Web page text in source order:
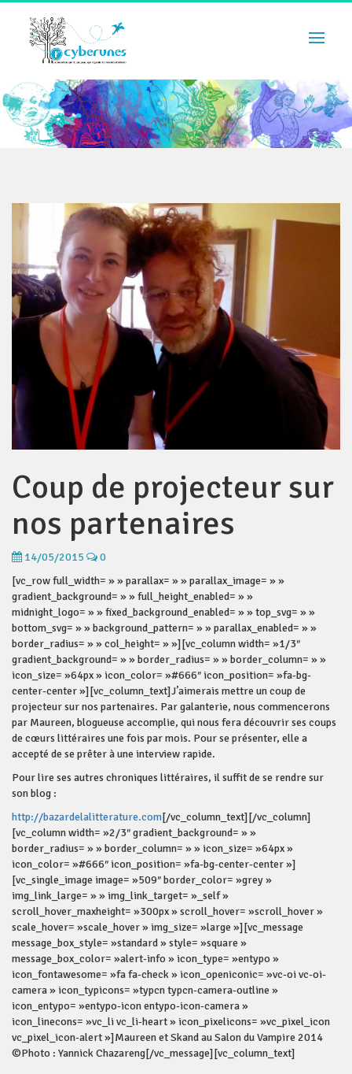
Coup de projecteur sur
nos partenaires
14/05/2015
0
[vc_row full_width= » » parallax= » » parallax_image= » »
gradient_background= » » full_height_enabled= » »
midnight_logo= » » fixed_background_enabled= » » top_svg= » »
bottom_svg= » » background_pattern= » » parallax_enabled= » »
border_radius= » » col_height= » »][vc_column width= »1/3″
gradient_background= » » border_radius= » » border_column= » »
icon_size= »64px » icon_color= »#666″ icon_position= »fa-bg-
center-center »][vc_column_text]J’aimerais mettre un coup de
projecteur sur nos partenaires. Par galanterie, nous commencerons
par Maureen, blogueuse accomplie, qui nous fera découvrir ses coups
de cœurs littéraires une fois par mois. Pour se présenter, elle a
accepté de se prêter à une interview rapide.
Pour lire ses autres chroniques littéraires, il suffit de se rendre sur
son blog :
http://bazardelalitterature.com[/vc_column_text][/vc_column]
[vc_column width= »2/3″ gradient_background= » »
border_radius= » » border_column= » » icon_size= »64px »
icon_color= »#666″ icon_position= »fa-bg-center-center »]
[vc_single_image image= »509″ border_color= »grey »
img_link_large= » » img_link_target= »_self »
scroll_hover_maxheight= »300px » scroll_hover= »scroll_hover »
scale_hover= »scale_hover » img_size= »large »][vc_message
message_box_style= »standard » style= »square »
message_box_color= »alert-info » icon_type= »entypo »
icon_fontawesome= »fa fa-check » icon_openiconic= »vc-oi vc-oi-
camera » icon_typicons= »typcn typcn-camera-outline »
icon_entypo= »entypo-icon entypo-icon-camera »
icon_linecons= »vc_li vc_li-heart » icon_pixelicons= »vc_pixel_icon
vc_pixel_icon-alert »]Maureen et Skand au Salon du Vampire 2014
©Photo : Yannick Chazareng[/vc_message][vc_column_text]